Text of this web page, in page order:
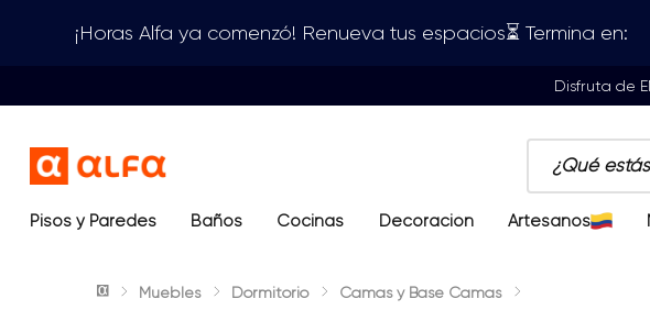
¡Horas Alfa ya comenzó! Renueva tus espacios⏳ Termina en:
Disfruta de
¿Qué estás
Términos más buscados
2. sanitario
Pisos y Paredes Baños Cocinas Decoración Artesanos
Muebles Dormitorio Camas y Base Camas